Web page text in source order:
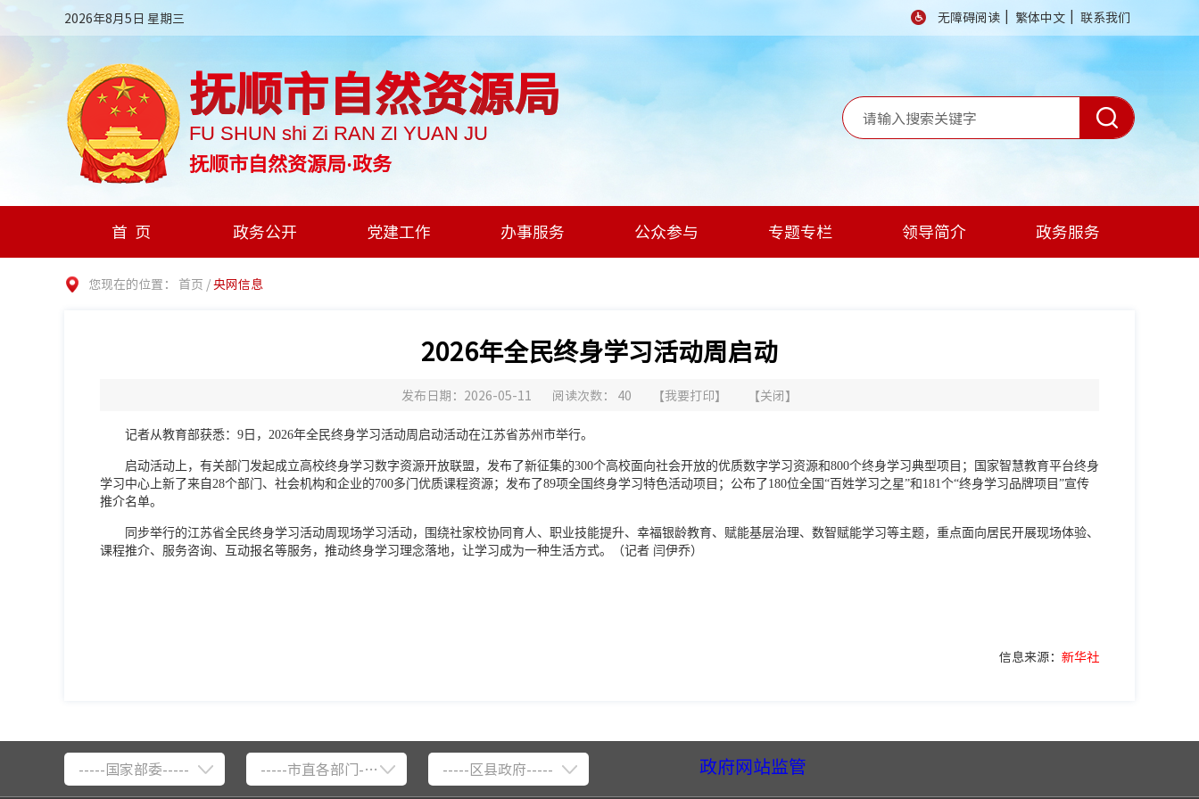
2026年8月5日 星期三 无障碍阅读 | 繁体中文 | 联系我们
抚顺市自然资源局
FU SHUN shi Zi RAN ZI YUAN JU
抚顺市自然资源局·政务
首页 政务公开 党建工作 办事服务 公众参与 专题专栏 领导简介 政务服务
您现在的位置： 首页 /央网信息
2026年全民终身学习活动周启动
发布日期：2026-05-11 阅读次数： 40 【我要打印】 【关闭】
记者从教育部获悉：9日，2026年全民终身学习活动周启动活动在江苏省苏州市举行。
启动活动上，有关部门发起成立高校终身学习数字资源开放联盟，发布了新征集的300个高校面向社会开放的优质数字学习资源和800个终身学习典型项目；国家智慧教育平台终身
学习中心上新了来自28个部门、社会机构和企业的700多门优质课程资源；发布了89项全国终身学习特色活动项目；公布了180位全国“百姓学习之星”和181个“终身学习品牌项目”宣传
推介名单。
同步举行的江苏省全民终身学习活动周现场学习活动，围绕社家校协同育人、职业技能提升、幸福银龄教育、赋能基层治理、数智赋能学习等主题，重点面向居民开展现场体验、
课程推介、服务咨询、互动报名等服务，推动终身学习理念落地，让学习成为一种生活方式。（记者 闫伊乔）
信息来源： 新华社
-----国家部委----- -----市直各部门----- -----区县政府----- 政府网站监管